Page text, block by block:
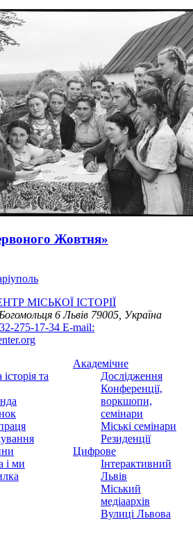
Жовтня»
МІСЬКОЇ ІСТОРІЇ
6Львів 79005, Україна
275-17-34 E-mail:
та
і ми
Академічне
Дослідження
Конференції,
воркшопи,
семінари
Міські семінари
Резиденції
Цифрове
Інтерактивний
Львів
Міський
медіаархів
Вулиці Львова